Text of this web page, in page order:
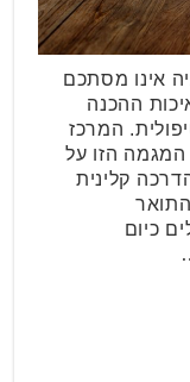
אינו מסתכם
ההכנה
המרכז
הזו על
קלינית
כיום